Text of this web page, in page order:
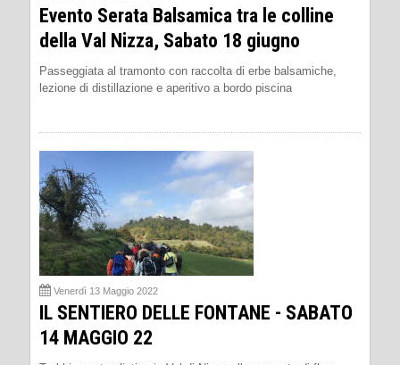
Evento Serata Balsamica tra le colline
della Val Nizza, Sabato 18 giugno
Passeggiata al tramonto con raccolta di erbe balsamiche,
lezione di distillazione e aperitivo a bordo piscina
Venerdì 13 Maggio 2022
IL SENTIERO DELLE FONTANE - SABATO
14 MAGGIO 22